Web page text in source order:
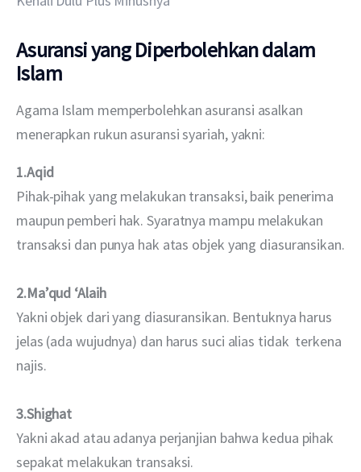
Asuransi yang Diperbolehkan dalam
Islam
Agama Islam memperbolehkan asuransi asalkan
menerapkan rukun asuransi syariah, yakni:
1.Aqid
Pihak-pihak yang melakukan transaksi, baik penerima
maupun pemberi hak. Syaratnya mampu melakukan
transaksi dan punya hak atas objek yang diasuransikan.
2.Ma’qud ‘Alaih
Yakni objek dari yang diasuransikan. Bentuknya harus
jelas (ada wujudnya) dan harus suci alias tidak  terkena
najis.
3.Shighat
Yakni akad atau adanya perjanjian bahwa kedua pihak
sepakat melakukan transaksi.